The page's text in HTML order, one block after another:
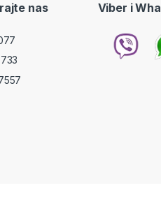
nas Viber i